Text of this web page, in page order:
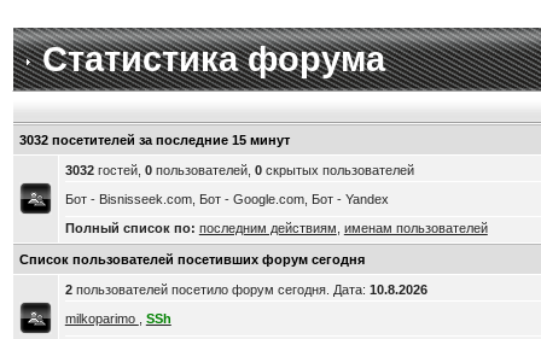
Статистика форума
3032 посетителей за последние 15 минут
3032гостей, 0пользователей, 0скрытых пользователей
Бот - Bisnisseek.com, Бот - Google.com, Бот - Yandex
Полный список по: последним действиям именам пользователей
Список пользователей посетивших форум сегодня
2пользователей посетило форум сегодня. Дата: 10.8.2026
milkoparimo
SSh